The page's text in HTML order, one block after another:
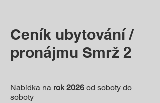
Ceník ubytování /
pronájmu Smrž 2
Nabídka na rok 2026 od soboty do
soboty